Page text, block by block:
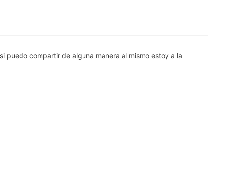
puedo compartir de alguna manera al mismo estoy a la